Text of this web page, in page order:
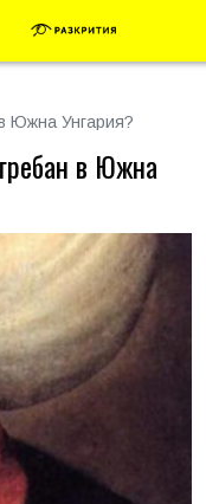
Южна Унгария?
в Южна